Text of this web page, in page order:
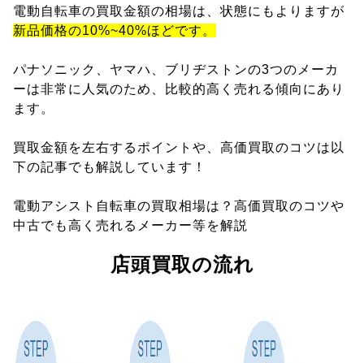
電動自転車の買取金額の相場は、状態にもよりますが
新品価格の10%~40%ほどです。
パナソニック、ヤマハ、ブリヂストンの3つのメーカ
ーは非常に人気のため、比較的高く売れる傾向にあり
ます。
買取金額を左右するポイントや、高価買取のコツは以
下の記事でも解説しています！
電動アシスト自転車の買取相場は？高価買取のコツや
中古でも高く売れるメーカー等を解説
店頭買取の流れ